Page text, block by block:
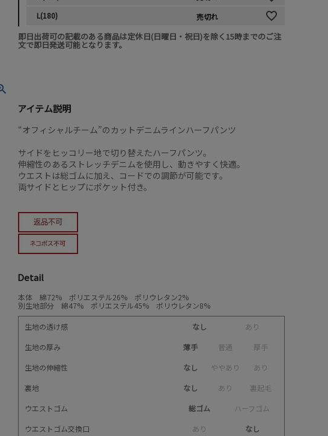
L(180)
売切れ
即日出荷可の記載のある商品は定休日(日曜日・祝日)を除く15時までのご注
文で即日発送可能となります。
アイテム説明
“オフィシャルチーム”のカットデニムラインハーフパンツ
サイドをヒッコリー地で切り替えたハーフパンツ。
伸縮性のあるストレッチデニムを使用し、動きやすく快適。
ウエストは総ゴムに加え、コードでの調節が可能です。
両サイドとヒップにポケット付き。
Detail
本体 綿72% ポリエステル26% ポリウレタン2%
別生地部分 綿47% ポリエステル45% ポリウレタン8%
生地の透け感 なし あ り
生地の厚み
薄手 普通 厚手
生地の伸縮性
なし ややあ り あ り
裏地
なし あ り 裏起毛
ウエストゴム
総ゴム ハーフ ゴ ム
ウエストゴム交換口
あ り
なし